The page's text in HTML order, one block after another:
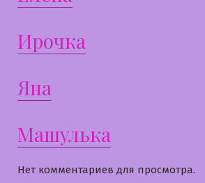
Ирочка
Яна
Машулька
Нет комментариев для просмотра.